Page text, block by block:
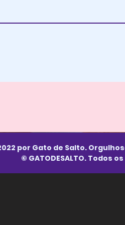
por Gato de Salto.
© GATODESALTO. Todos